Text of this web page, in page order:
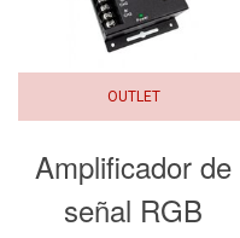
OUTLET
Amplificador de
señal RGB